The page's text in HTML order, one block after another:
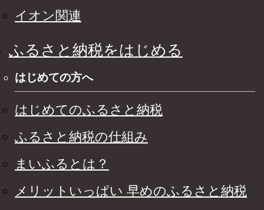
イオン関連
ふるさと納税をはじめる
はじめての方へ
はじめてのふるさと納税
ふるさと納税の仕組み
まいふるとは？
メリットいっぱい 早めのふるさと納税